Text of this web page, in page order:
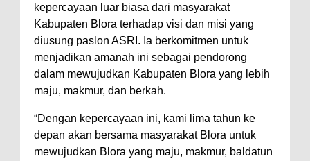
kepercayaan luar biasa dari masyarakat
Kabupaten Blora terhadap visi dan misi yang
diusung paslon ASRI. Ia berkomitmen untuk
menjadikan amanah ini sebagai pendorong
dalam mewujudkan Kabupaten Blora yang lebih
maju, makmur, dan berkah.
“Dengan kepercayaan ini, kami lima tahun ke
depan akan bersama masyarakat Blora untuk
mewujudkan Blora yang maju, makmur, baldatun